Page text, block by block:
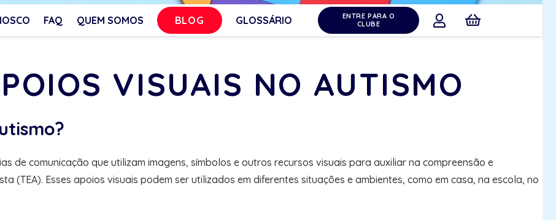
FAQ QUEM SOMOS BLOG GLOSSÁRIO
ENTRE PARA O
CLUBE
VISUAIS NO AUTISMO
de comunicação que utilizam imagens, símbolos e outros recursos visuais para auxiliar na compreensão e
(TEA). Esses apoios visuais podem ser utilizados em diferentes situações e ambientes, como em casa, na escola, no